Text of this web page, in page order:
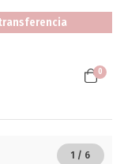
0
1 / 6